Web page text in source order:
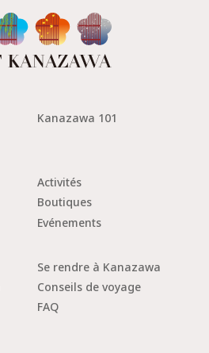
Kanazawa 101
Activités
Boutiques
Evénements
Se rendre à Kanazawa
Conseils de voyage
FAQ